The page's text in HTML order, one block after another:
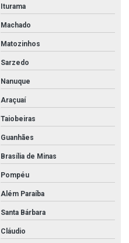
Iturama
Machado
Matozinhos
Sarzedo
Nanuque
Araçuaí
Taiobeiras
Guanhães
Brasília de Minas
Pompéu
Além Paraíba
Santa Bárbara
Cláudio